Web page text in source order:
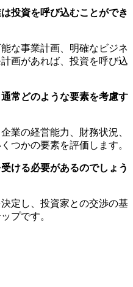
投資を呼び込むことができ
な事業計画、明確なビジネ
画があれば、投資を呼び込
常どのような要素を考慮す
業の経営能力、財務状況、
つかの要素を評価します。
ける必要があるのでしょう
定し、投資家との交渉の基
プです。